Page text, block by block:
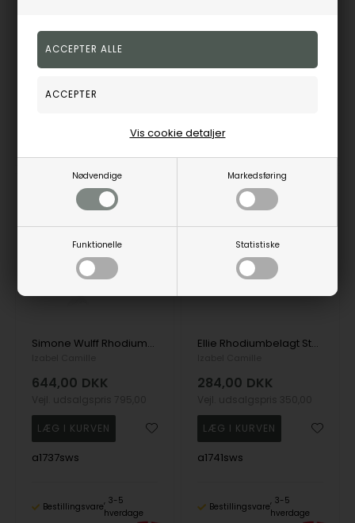
Nødvendige Markedsføring
Funktionelle Statistiske
Vis cookie detaljer
Vejl. udsalgspris495,00
a1769swspeachmoonstone
Vejl. udsalgspris650,00
Bestillingsvare
Simone Wulff Rhodiumbelagt Sterling Sølv Øreringe
644,00 DKK
a1737sws
Bestillingsvare
3-5
hverdage
Ellie Rhodiumbelagt Sterling Sølv Øreringe med rustik overflade
284,00 DKK
a1741sws
Bestillingsvare
3-5
hverdage